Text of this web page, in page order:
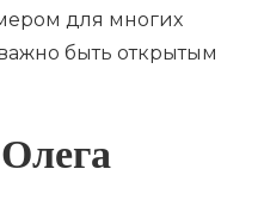
для многих
быть открытым